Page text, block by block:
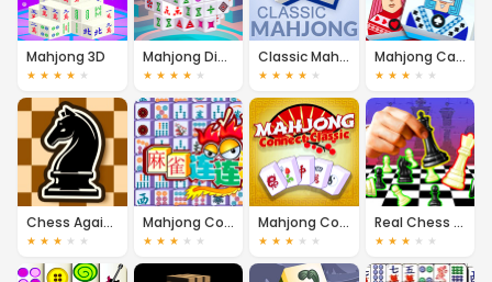
Mahjong 3D
★ ★ ★ ★ ★
Mahjong Dimensions
★ ★ ★ ★ ★
Classic Mahjong
★ ★ ★ ★ ★
Mahjong Cards
★ ★ ★ ★ ★
Chess Against Computer
★ ★ ★ ★ ★
Mahjong Connect Deluxe
★ ★ ★ ★ ★
Mahjong Connect
★ ★ ★ ★ ★
Real Chess Online 3D
★ ★ ★ ★ ★